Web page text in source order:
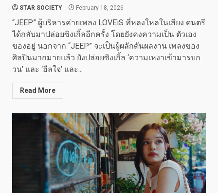
STAR SOCIETY February 18, 2026
“JEEP” ผู้บริหารค่ายเพลง LOVEiS ที่หลงใหลในเสียง ดนตรี
ได้กลับมาปล่อยซิงเกิ้ลอีกครั้ง โดยยังคงความเป็น ตัวเอง
ของอยู่ นอกจาก “JEEP” จะเป็นผู้ผลักดันผลงาน เพลงของ
ศิลปินมากมายแล้ว ยังปล่อยซิงเกิ้ล ‘ความเหงาเข้ามารบก
วน’ และ ‘ฮีลใจ’ และ...
Read More